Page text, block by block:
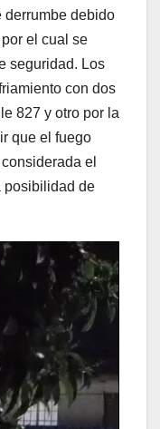
derrumbe debido
el cual se
seguridad. Los
con dos
827 y otro por la
que el fuego
el
posibilidad de